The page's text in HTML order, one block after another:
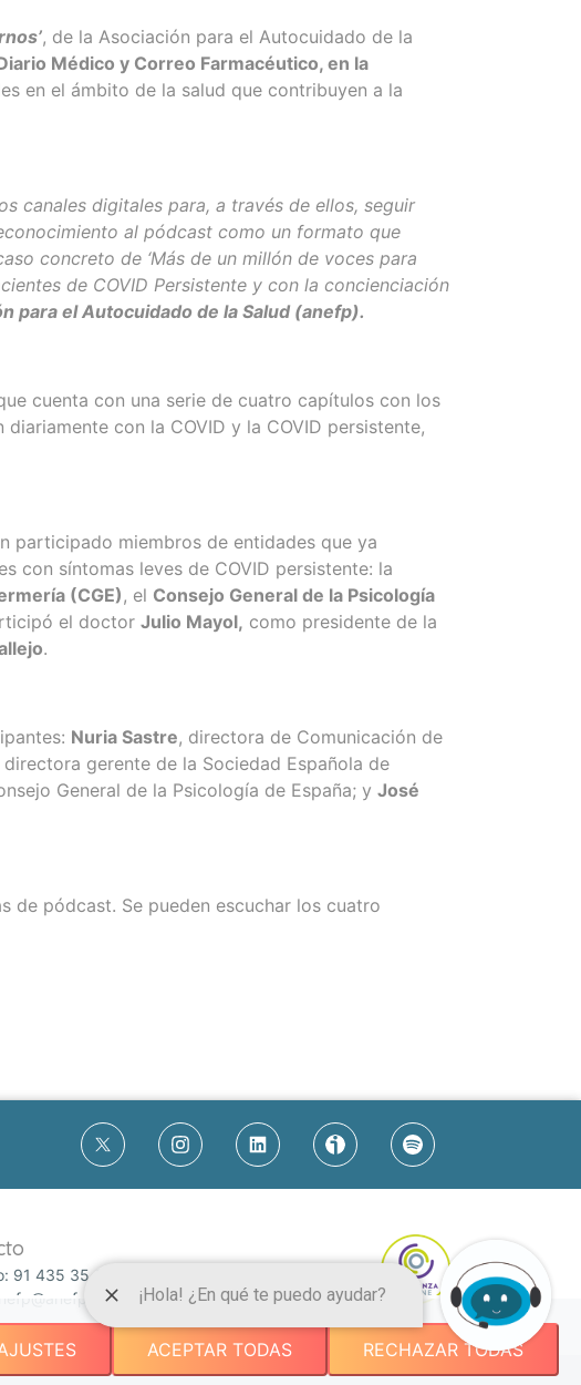
, de la Asociación para el Autocuidado de la
Médico y Correo Farmacéutico, en la
en el ámbito de la salud que contribuyen a la
canales digitales para, a través de ellos, seguir
al pódcast como un formato que
concreto de ‘Más de un millón de voces para
de COVID Persistente y con la concienciación
para el Autocuidado de la Salud (anefp).
cuenta con una serie de cuatro capítulos con los
con la COVID y la COVID persistente,
participado miembros de entidades que ya
con síntomas leves de COVID persistente: la
(CGE) , el Consejo General de la Psicología
el doctor Julio Mayol, como presidente de la
.
Nuria Sastre, directora de Comunicación de
directora gerente de la Sociedad Española de
General de la Psicología de España; y José
pódcast. Se pueden escuchar los cuatro
91 435 35 69
ACEPTAR TODAS RECHAZAR TODAS